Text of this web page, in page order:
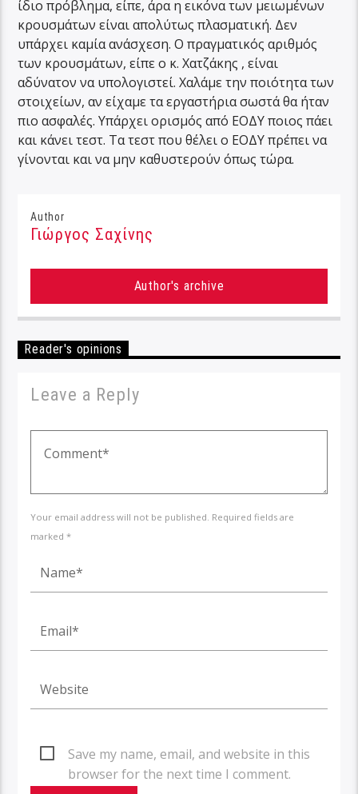
ίδιο πρόβλημα, είπε, άρα η εικόνα των μειωμένων
κρουσμάτων είναι απολύτως πλασματική. Δεν
υπάρχει καμία ανάσχεση. Ο πραγματικός αριθμός
των κρουσμάτων, είπε ο κ. Χατζάκης , είναι
αδύνατον να υπολογιστεί. Χαλάμε την ποιότητα των
στοιχείων, αν είχαμε τα εργαστήρια σωστά θα ήταν
πιο ασφαλές. Υπάρχει ορισμός από ΕΟΔΥ ποιος πάει
και κάνει τεστ. Τα τεστ που θέλει ο ΕΟΔΥ πρέπει να
γίνονται και να μην καθυστερούν όπως τώρα.
Author
Γιώργος Σαχίνης
Author's archive
Reader's opinions
Leave a Reply
Your email address will not be published. Required fields are
marked *
Save my name, email, and website in this
browser for the next time I comment.